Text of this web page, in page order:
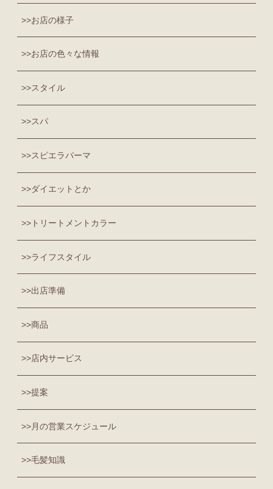
お店の様子
お店の色々な情報
スタイル
スパ
スピエラパーマ
ダイエットとか
トリートメントカラー
ライフスタイル
出店準備
商品
店内サービス
提案
月の営業スケジュール
毛髪知識